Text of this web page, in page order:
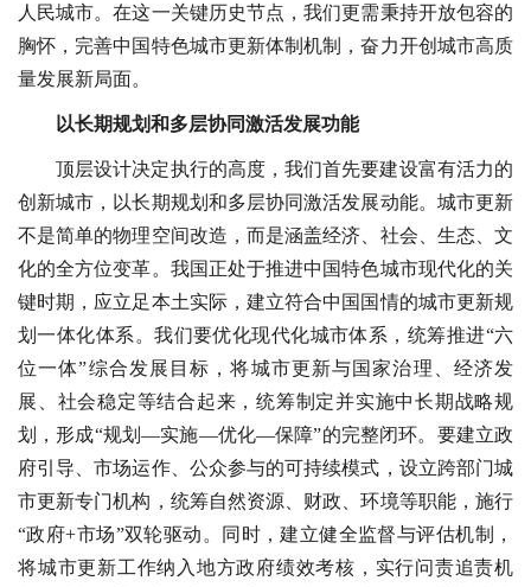
人民城市。在这一关键历史节点，我们更需秉持开放包容的
胸怀，完善中国特色城市更新体制机制，奋力开创城市高质
量发展新局面。
以长期规划和多层协同激活发展功能
顶层设计决定执行的高度，我们首先要建设富有活力的
创新城市，以长期规划和多层协同激活发展动能。城市更新
不是简单的物理空间改造，而是涵盖经济、社会、生态、文
化的全方位变革。我国正处于推进中国特色城市现代化的关
键时期，应立足本土实际，建立符合中国国情的城市更新规
划一体化体系。我们要优化现代化城市体系，统筹推进“六
位一体”综合发展目标，将城市更新与国家治理、经济发
展、社会稳定等结合起来，统筹制定并实施中长期战略规
划，形成“规划—实施—优化—保障”的完整闭环。要建立政
府引导、市场运作、公众参与的可持续模式，设立跨部门城
市更新专门机构，统筹自然资源、财政、环境等职能，施行
“政府+市场”双轮驱动。同时，建立健全监督与评估机制，
将城市更新工作纳入地方政府绩效考核，实行问责追责机